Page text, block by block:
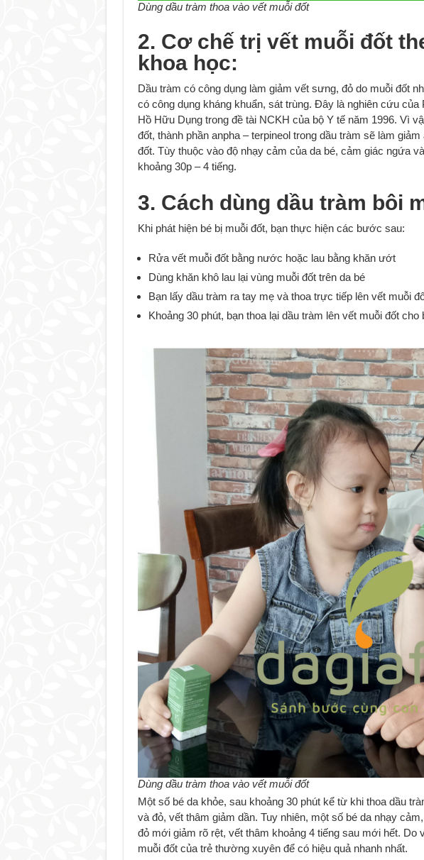
Dùng dầu tràm thoa vào vết muỗi đốt
2. Cơ chế trị vết muỗi đốt
khoa học:
Dầu tràm có công dụng làm giảm vết sưng, đỏ do muỗi đốt
có công dụng kháng khuẩn, sát trùng. Đây là nghiên cứu
Hồ Hữu Dụng trong đề tài NCKH của bộ Y tế năm 1996. Vì
đốt, thành phần anpha – terpineol trong dầu tràm sẽ làm
đốt. Tùy thuộc vào độ nhạy cảm của da bé, cảm giác ngứa
khoảng 30p – 4 tiếng.
3. Cách dùng dầu tràm bôi
Khi phát hiện bé bị muỗi đốt, bạn thực hiện các bước sau:
Rửa vết muỗi đốt bằng nước hoặc lau bằng khăn ướt
Dùng khăn khô lau lại vùng muỗi đốt trên da bé
Bạn lấy dầu tràm ra tay mẹ và thoa trực tiếp lên vết muỗi
Khoảng 30 phút, bạn thoa lại dầu tràm lên vết muỗi đốt cho
Dùng dầu tràm thoa vào vết muỗi đốt
Một số bé da khỏe, sau khoảng 30 phút kể từ khi thoa dầu
và đỏ, vết thâm giảm dần. Tuy nhiên, một số bé da nhạy
đỏ mới giảm rõ rệt, vết thâm khoảng 4 tiếng sau mới hết. Do
muỗi đốt của trẻ thường xuyên để có hiệu quả nhanh nhất.